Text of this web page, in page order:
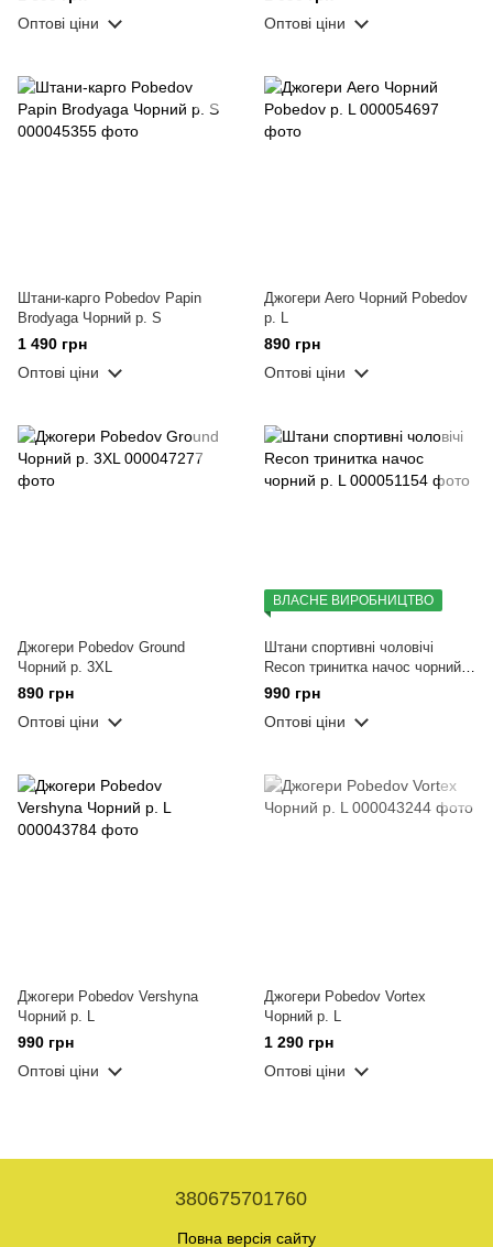
Оптові ціни
Оптові ціни
Штани-карго Pobedov Papin
Brodyaga Чорний р. S
1 490 грн
Оптові ціни
Джогери Aero Чорний Pobedov
р. L
890 грн
Оптові ціни
Джогери Pobedov Ground
Чорний р. 3XL
890 грн
Оптові ціни
ВЛАСНЕ ВИРОБНИЦТВО
Штани спортивні чоловічі
Recon тринитка начос чорний
р. L
990 грн
Оптові ціни
Джогери Pobedov Vershyna
Чорний р. L
990 грн
Оптові ціни
Джогери Pobedov Vortex
Чорний р. L
1 290 грн
Оптові ціни
380675701760
Повна версія сайту